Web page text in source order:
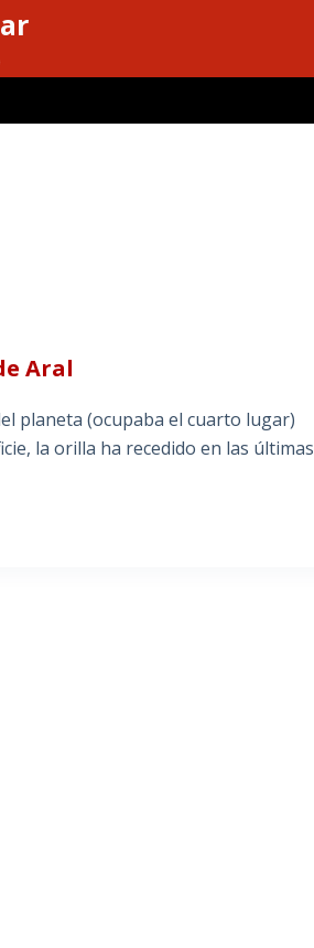
Aral
planeta (ocupaba el cuarto lugar)
la orilla ha recedido en las últimas